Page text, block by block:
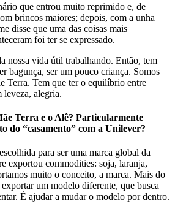
que entrou muito reprimido e, de
brincos maiores; depois, com a unha
disse que uma das coisas mais
foi ter se expressado.
nossa vida útil trabalhando. Então, tem
bagunça, ser um pouco criança. Somos
Terra. Tem que ter o equilíbrio entre
leveza, alegria.
Terra e o Alê? Particularmente
do “casamento” com a Unilever?
para ser uma marca global da
exportou commodities: soja, laranja,
muito o conceito, a marca. Mais do
um modelo diferente, que busca
É ajudar a mudar o modelo por dentro.